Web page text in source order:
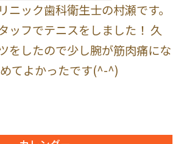
ニック歯科衛生士の村瀬です。
ッフでテニスをしました！ 久
をしたので少し腕が筋肉痛にな
てよかったです(^-^)